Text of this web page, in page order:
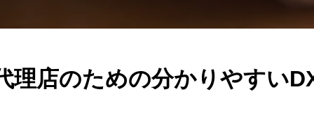
理店のための分かりやすい